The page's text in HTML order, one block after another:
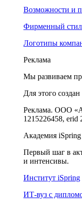
Возможности и
Фирменный
Логотипы
Реклама
Мы развиваем
Для этого
Реклама. ООО
1215226458,
Академия iSpring
Первый шаг в
и интенсивы.
Институт iSpring
ИТ-вуз с